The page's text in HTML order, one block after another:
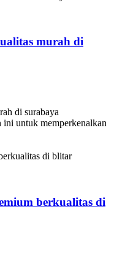
murah di
di surabaya
ini untuk memperkenalkan
berkualitas di